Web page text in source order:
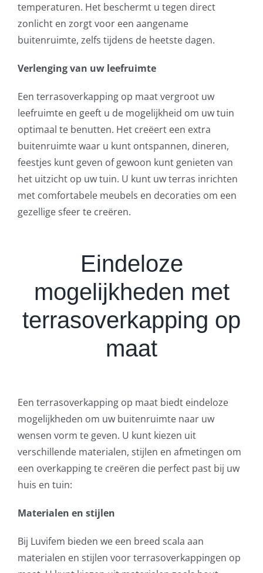
temperaturen. Het beschermt u tegen direct
zonlicht en zorgt voor een aangename
buitenruimte, zelfs tijdens de heetste dagen.
Verlenging van uw leefruimte
Een terrasoverkapping op maat vergroot uw
leefruimte en geeft u de mogelijkheid om uw tuin
optimaal te benutten. Het creëert een extra
buitenruimte waar u kunt ontspannen, dineren,
feestjes kunt geven of gewoon kunt genieten van
het uitzicht op uw tuin. U kunt uw terras inrichten
met comfortabele meubels en decoraties om een
gezellige sfeer te creëren.
Eindeloze
mogelijkheden met
terrasoverkapping op
maat
Een terrasoverkapping op maat biedt eindeloze
mogelijkheden om uw buitenruimte naar uw
wensen vorm te geven. U kunt kiezen uit
verschillende materialen, stijlen en afmetingen om
een overkapping te creëren die perfect past bij uw
huis en tuin:
Materialen en stijlen
Bij Luvifem bieden we een breed scala aan
materialen en stijlen voor terrasoverkappingen op